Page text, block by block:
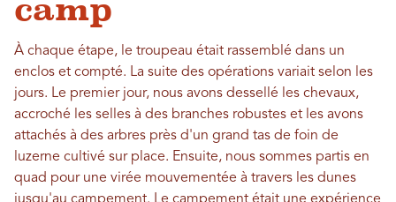
camp
À chaque étape, le troupeau était rassemblé dans un
enclos et compté. La suite des opérations variait selon les
jours. Le premier jour, nous avons dessellé les chevaux,
accroché les selles à des branches robustes et les avons
attachés à des arbres près d'un grand tas de foin de
luzerne cultivé sur place. Ensuite, nous sommes partis en
quad pour une virée mouvementée à travers les dunes
jusqu'au campement. Le campement était une expérience